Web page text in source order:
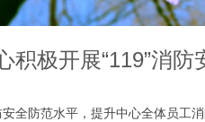
积极开展“119”消
防范水平，提升中心全体员工消